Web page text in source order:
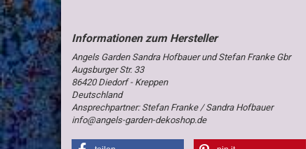
Angels Garden Sandra Hofbauer und Stefan Franke Gbr
Augsburger Str. 33
86420 Diedorf - Kreppen
Deutschland
Ansprechpartner: Stefan Franke / Sandra Hofbauer
info@angels-garden-dekoshop.de